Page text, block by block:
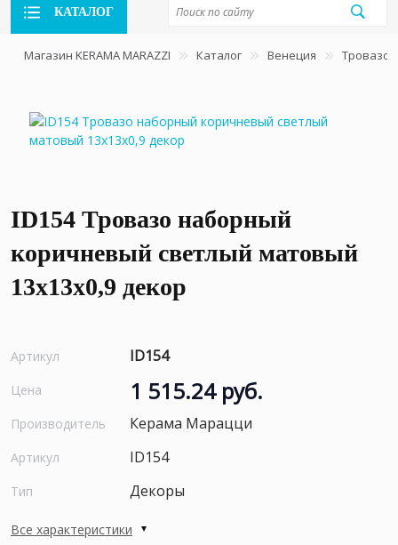
КАТАЛОГ
Магазин KERAMA MARAZZI Каталог Венеция Тровазо
ID154 Тровазо наборный
коричневый светлый матовый
13x13x0,9 декор
Артикул ID154
Цена 1 515.24 руб.
Производитель Керама Марацци
Артикул ID154
Тип Декоры
Все характеристики